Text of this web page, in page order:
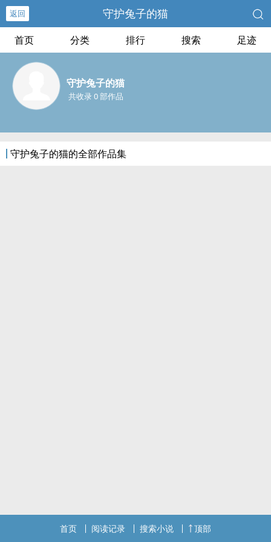
返回 守护兔子的猫
首页 分类 排行 搜索 足迹
守护兔子的猫
共收录 0 部作品
守护兔子的猫的全部作品集
首页 阅读记录 搜索小说 顶部